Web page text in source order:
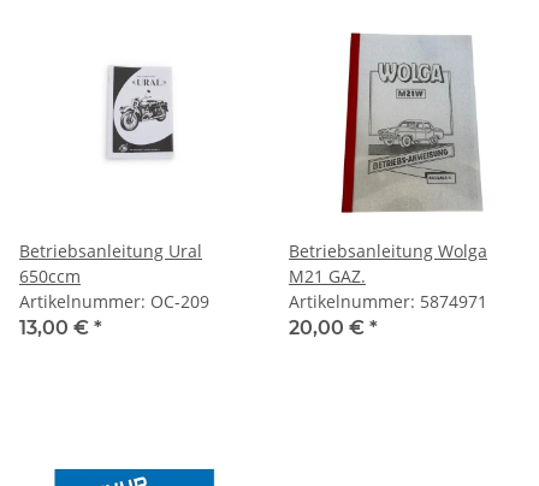
Betriebsanleitung Ural
650ccm
Artikelnummer: OC-209
13,00 € *
Betriebsanleitung Wolga
M21 GAZ.
Artikelnummer: 5874971
20,00 € *